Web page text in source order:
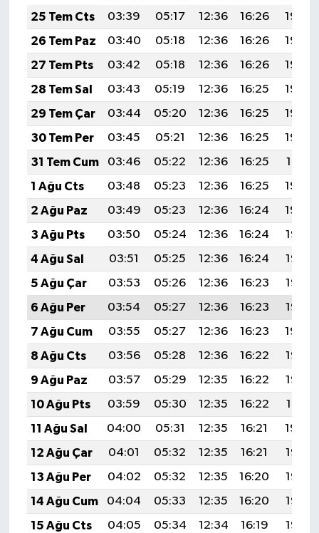
25 Tem Cts
03:39 05:17 12:36 16:26
19:46
26 Tem Paz
03:40 05:18 12:36 16:26
19:45
27 Tem Pts
03:42 05:18 12:36 16:26
19:44
28 Tem Sal
03:43 05:19 12:36 16:25
19:44
29 Tem Çar
03:44 05:20 12:36 16:25
19:43
30 Tem Per
03:45 05:21 12:36 16:25
19:42
31 Tem Cum
03:46 05:22 12:36 16:25
19:41
1 Ağu Cts
03:48 05:23 12:36 16:25
19:40
2 Ağu Paz
03:49 05:23 12:36 16:24
19:39
3 Ağu Pts
03:50 05:24 12:36 16:24
19:38
4 Ağu Sal
03:51 05:25 12:36 16:24
19:37
5 Ağu Çar
03:53 05:26 12:36 16:23
19:36
6 Ağu Per
03:54 05:27 12:36 16:23
19:35
7 Ağu Cum
03:55 05:27 12:36 16:23
19:34
8 Ağu Cts
03:56 05:28 12:36 16:22
19:33
9 Ağu Paz
03:57 05:29 12:35 16:22
19:32
10 Ağu Pts
03:59 05:30 12:35 16:22
19:31
11 Ağu Sal
04:00 05:31 12:35 16:21
19:30
12 Ağu Çar
04:01 05:32 12:35 16:21
19:28
13 Ağu Per
04:02 05:32 12:35 16:20
19:27
14 Ağu Cum
04:04 05:33 12:35 16:20
19:26
15 Ağu Cts
04:05 05:34 12:34 16:19
19:25